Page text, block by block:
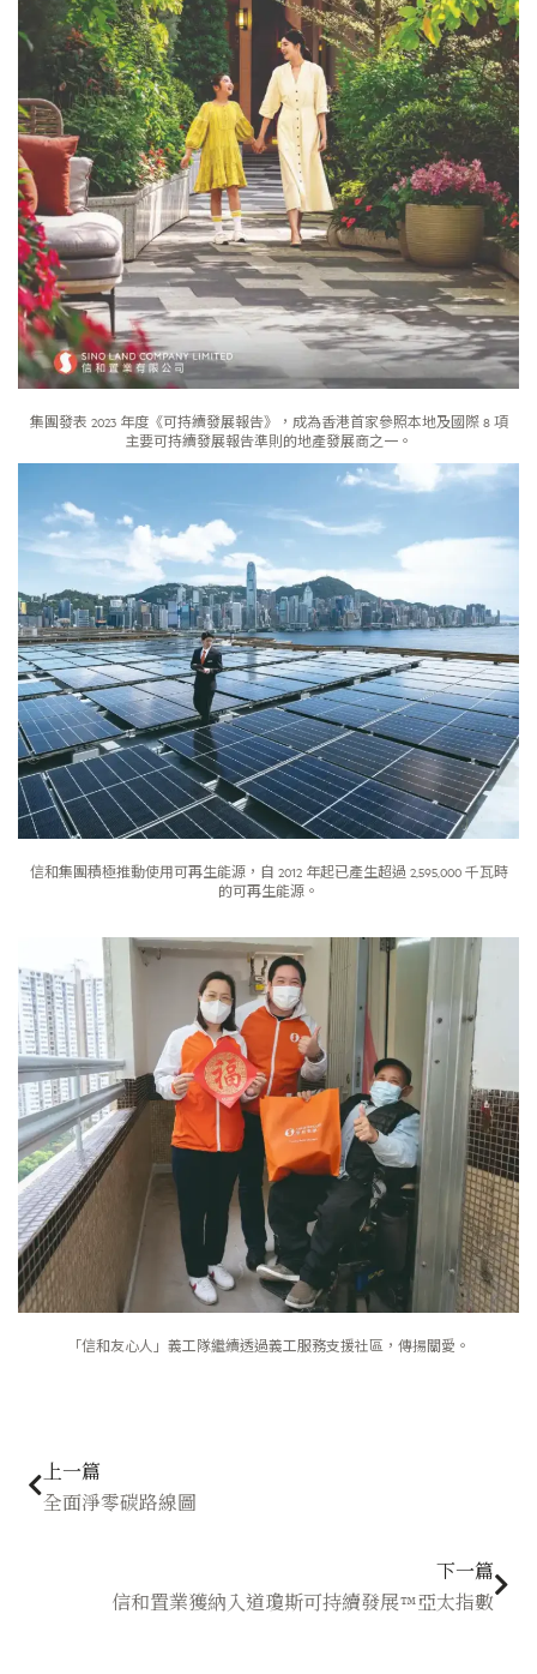
集團發表 2023 年度《可持續發展報告》，成為香港首家參照本地及國際 8 項
主要可持續發展報告準則的地產發展商之一。
信和集團積極推動使用可再生能源，自 2012 年起已產生超過 2,595,000 千瓦時
的可再生能源。
「信和友心人」義工隊繼續透過義工服務支援社區，傳揚關愛。
上一頁
上一篇
全面淨零碳路線圖
下一篇
信和置業獲納入道瓊斯可持續發展™亞太指數